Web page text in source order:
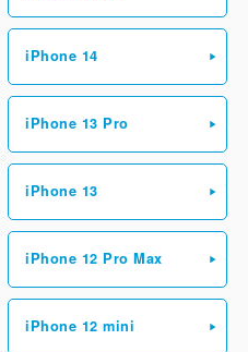
iPhone 14
iPhone 13 Pro
iPhone 13
iPhone 12 Pro Max
iPhone 12 mini